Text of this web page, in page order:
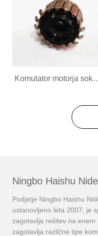
Komutator motorja sokovnika
Ningbo Haishu
Podjetje Ningbo Haishu
ustanovljeno leta 2007, je
zagotavlja rešitev na
zagotavlja različne tipe